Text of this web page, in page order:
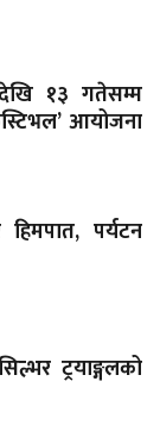
१३ गतेसम्म
आयोजना
हिमपात, पर्यटन
ट्रयाङ्गलको